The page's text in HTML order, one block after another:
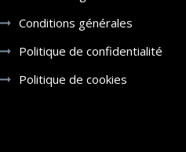
Conditions générales
Politique de confidentialité
Politique de cookies